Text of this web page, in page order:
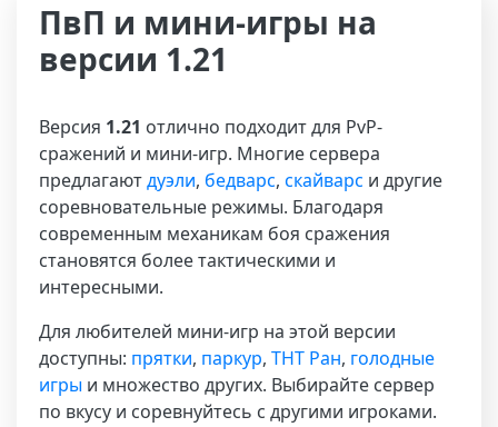
ПвП и мини-игры на
версии 1.21
Версия 1.21 отлично подходит для PvP-
сражений и мини-игр. Многие сервера
предлагаютдуэли, бедварс, скайварс и другие
соревновательные режимы. Благодаря
современным механикам боя сражения
становятся более тактическими и
интересными.
Для любителей мини-игр на этой версии
доступны: прятки, паркур, ТНТ Ран, голодные
игры и множество других. Выбирайте сервер
по вкусу и соревнуйтесь с другими игроками.